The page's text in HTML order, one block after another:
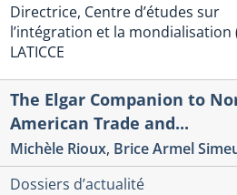
Directrice, Centre d’études sur
l’intégration et la mondialisation
LATICCE
The Elgar Companion to
American Trade and...
Michèle Rioux, Brice Armel
Dossiers d’actualité